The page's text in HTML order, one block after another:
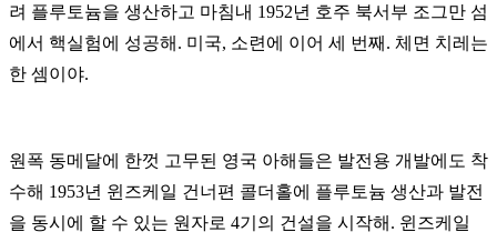
려 플루토늄을 생산하고 마침내 1952년 호주 북서부 조그만 섬
에서 핵실험에 성공해 . 미국, 소련에 이어 세 번째 . 체면 치레는
한 셈이야.
원폭 동메달에 한껏 고무된 영국 아해들은 발전용 개발에도 착
수해 1953년 윈즈케일 건너편 콜더홀에 플루토늄 생산과 발전
을 동시에 할 수 있는 원자로 4기의 건설을 시작해 . 윈즈케일